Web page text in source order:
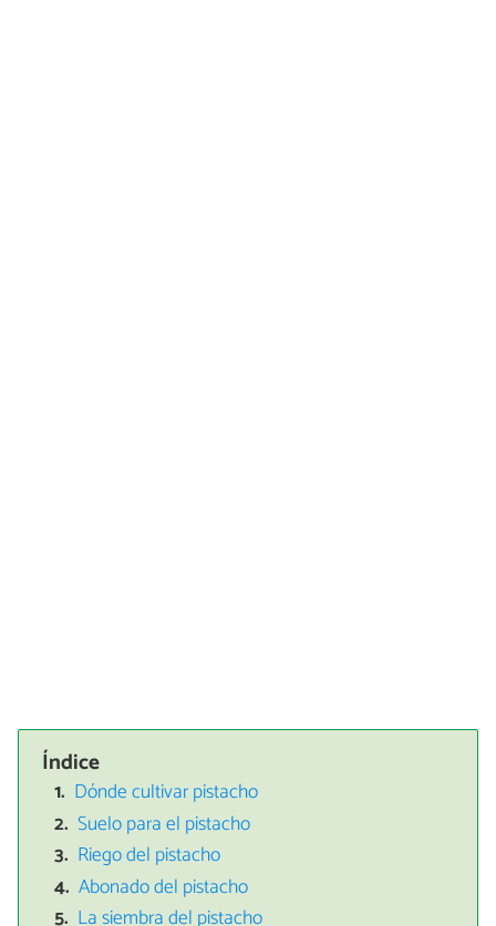
Índice
Dónde cultivar pistacho
Suelo para el pistacho
Riego del pistacho
Abonado del pistacho
La siembra del pistacho